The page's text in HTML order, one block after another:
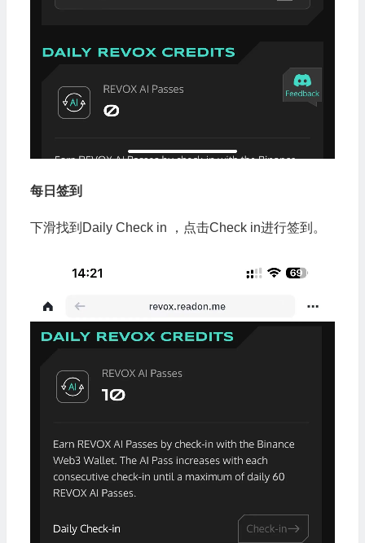
每日签到
下滑找到Daily Check in ，点击Check in进行签到。